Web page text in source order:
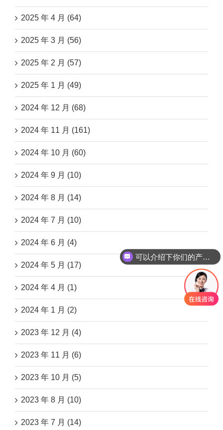
2025 年 4 月 (64)
2025 年 3 月 (56)
2025 年 2 月 (57)
2025 年 1 月 (49)
2024 年 12 月 (68)
2024 年 11 月 (161)
2024 年 10 月 (60)
2024 年 9 月 (10)
2024 年 8 月 (14)
2024 年 7 月 (10)
2024 年 6 月 (4)
2024 年 5 月 (17)
2024 年 4 月 (1)
2024 年 1 月 (2)
2023 年 12 月 (4)
2023 年 11 月 (6)
2023 年 10 月 (5)
2023 年 8 月 (10)
2023 年 7 月 (14)
可以介绍下你们的产品么